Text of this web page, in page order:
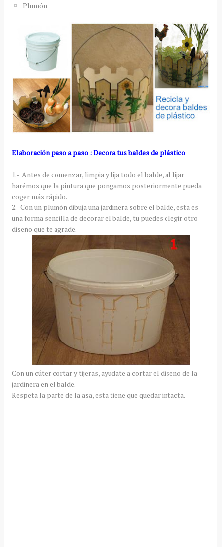
Plumón
Elaboración paso a paso : Decora tus baldes de plástico
1.- Antes de comenzar, limpia y lija todo el balde, al lijar
harémos que la pintura que pongamos posteriormente pueda
coger más rápido.
2.- Con un plumón dibuja una jardinera sobre el balde, esta es
una forma sencilla de decorar el balde, tu puedes elegir otro
diseño que te agrade.
Con un cúter cortar y tijeras, ayudate a cortar el diseño de la
jardinera en el balde.
Respeta la parte de la asa, esta tiene que quedar intacta.